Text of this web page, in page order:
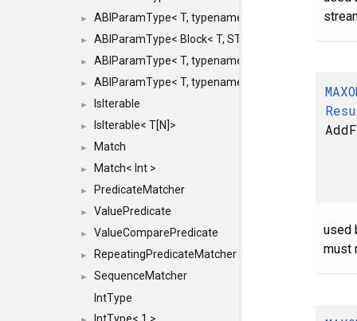
► ABIParamType< T, typename std::enable_if<
► ABIParamType< Block< T, STRIDED, MOVE > >
► ABIParamType< T, typename std::enable_if<
► ABIParamType< T, typename std::enable_if<
► IsIterable
► IsIterable< T[N]>
► Match
► Match< Int >
► PredicateMatcher
► ValuePredicate
► ValueComparePredicate
► RepeatingPredicateMatcher
►
SequenceMatcher
IntType
used
must